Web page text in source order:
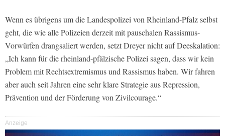
Wenn es übrigens um die Landespolizei von Rheinland-Pfalz selbst
geht, die wie alle Polizeien derzeit mit pauschalen Rassismus-
Vorwürfen drangsaliert werden, setzt Dreyer nicht auf Deeskalation:
„Ich kann für die rheinland-pfälzische Polizei sagen, dass wir kein
Problem mit Rechtsextremismus und Rassismus haben. Wir fahren
aber auch seit Jahren eine sehr klare Strategie aus Repression,
Prävention und der Förderung von Zivilcourage.“
Anzeige